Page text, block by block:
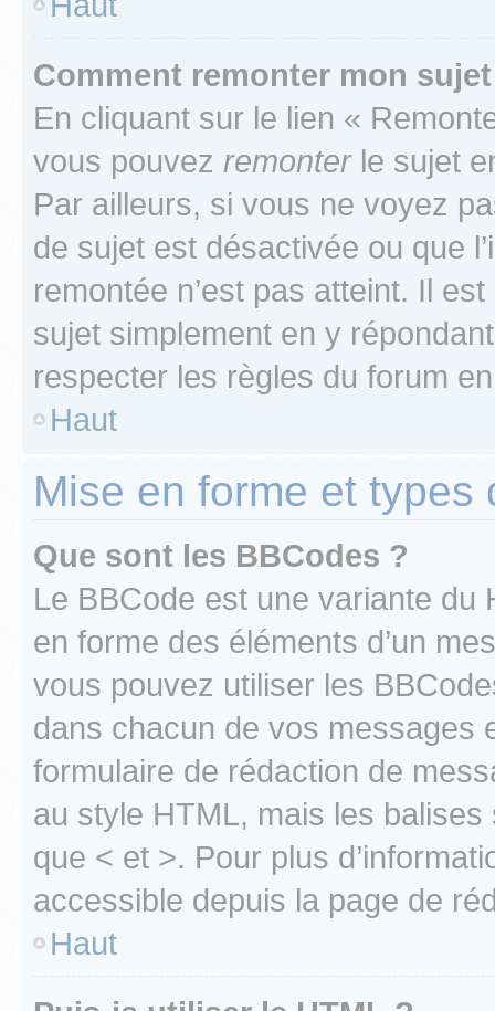
Comment remonter mon
En cliquant sur le lien «
vous pouvez remonterle sujet
Par ailleurs, si vous ne voyez
de sujet est désactivée ou que
remontée n’est pas atteint. Il
sujet simplement en y
respecter les règles du forum
Haut
Mise en forme et types
Que sont les BBCodes ?
Le BBCode est une variante du
en forme des éléments d’un
vous pouvez utiliser les
dans chacun de vos messages
formulaire de rédaction de
au style HTML, mais les
que < et >. Pour plus
accessible depuis la page de
Haut